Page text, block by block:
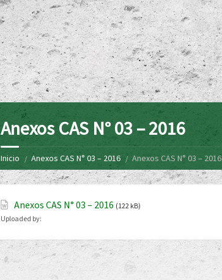
Anexos CAS N° 03 – 2016
Inicio Anexos CAS N° 03 – 2016 Anexos CAS N° 03 – 2016
Anexos CAS N° 03 – 2016 (122 kB)
Uploaded by: